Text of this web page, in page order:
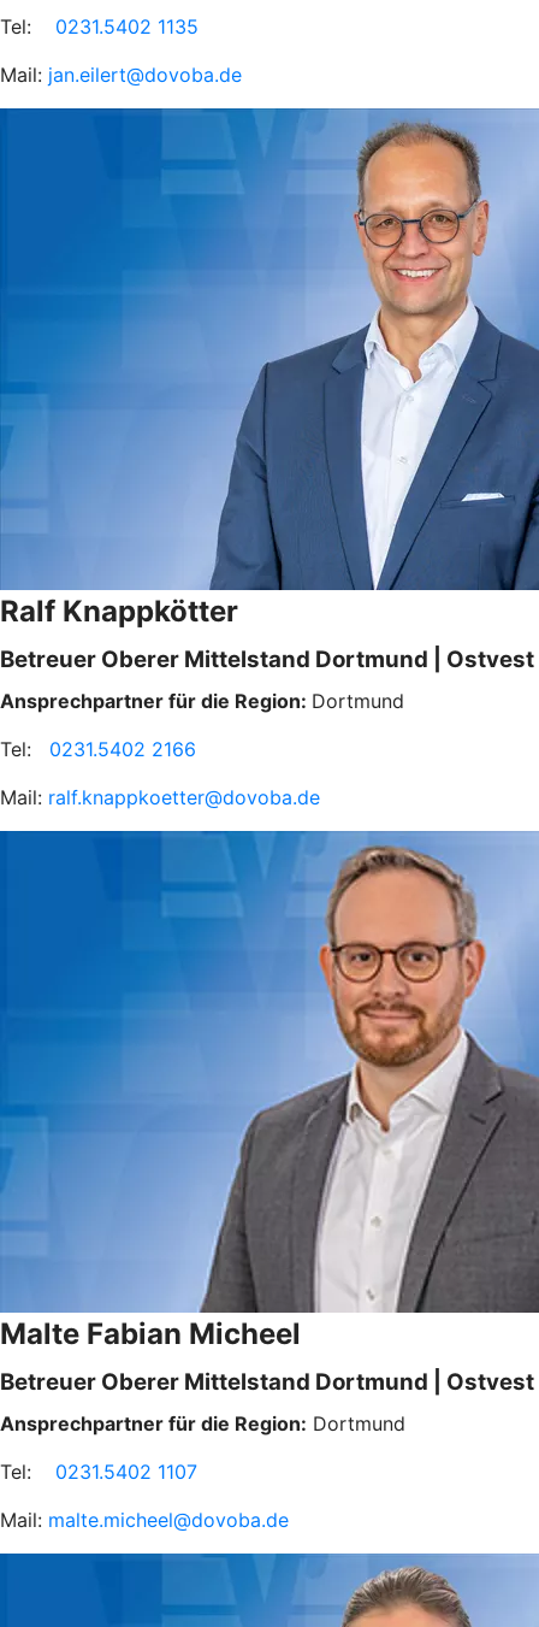
Tel: 0231.5402 1135
Mail: jan.eilert@dovoba.de
Ralf Knappkötter
Betreuer Oberer Mittelstand Dortmund | Ostvest
Ansprechpartner für die Region: Dortmund
Tel: 0231.5402 2166
Mail: ralf.knappkoetter@dovoba.de
Malte Fabian Micheel
Betreuer Oberer Mittelstand Dortmund | Ostvest
Ansprechpartner für die Region: Dortmund
Tel: 0231.5402 1107
Mail: malte.micheel@dovoba.de